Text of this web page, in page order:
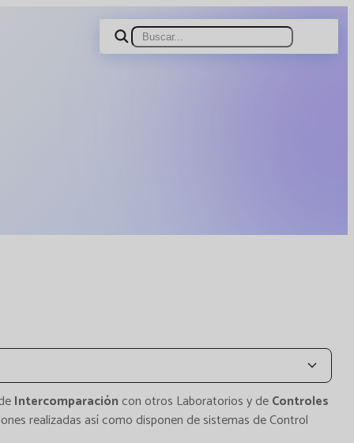
Intercomparación con otros Laboratorios y deControles
realizadas así como disponen de sistemas de Control